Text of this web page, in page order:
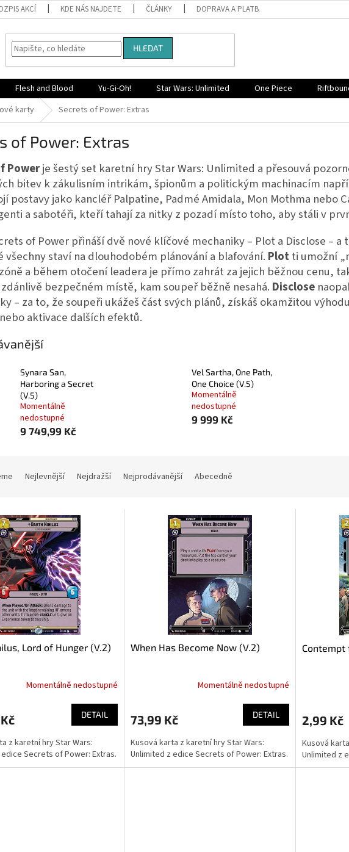
AKCÍ KDE NÁS NAJDETE ČLÁNKY DOPRAVA A PLATBA
HLEDAT
Flesh and Blood Yu-Gi-Oh! Star Wars: Unlimited One Piece
karty Secrets of Power: Extras
of Power: Extras
Powerje šestý set karetní hry Star Wars: Unlimited a přesouvá
bitev k zákulisním intrikám, špionům a politickým machinacím
postavy jako kancléř Palpatine, Padmé Amidala, Mon Mothma nebo
a sabotéři, kteří tahají za nitky z pozadí místo toho, aby stáli v
of Power přináší dvě nové klíčové mechaniky – Plot a Disclose –
všechny staví na dlouhodobém plánování a blafování. Plotti umožní
a během otočení leadera je přímo zahrát za jejich běžnou cenu,
bezpečném místě, kam soupeř běžně nesahá. Disclose
– za to, že soupeři ukážeš část svých plánů, získáš okamžitou
aktivace dalších efektů.
Synara San,
Harboring a Secret
(V.5)
Momentálně
nedostupné
9 749,99 Kč
Vel Sartha, One Path,
One Choice (V.5)
Momentálně
nedostupné
9 999 Kč
Nejlevnější Nejdražší Nejprodávanější Abecedně
Lord of Hunger (V.2)
Momentálně nedostupné
DETAIL
z karetní hry Star Wars:
Secrets of Power: Extras.
When Has Become Now (V.2)
Momentálně nedostupné
73,99 Kč DETAIL
Kusová karta z karetní hry Star Wars:
Unlimited z edice Secrets of Power: Extras.
Contempt
2,99 Kč
Kusová
Unlimited z